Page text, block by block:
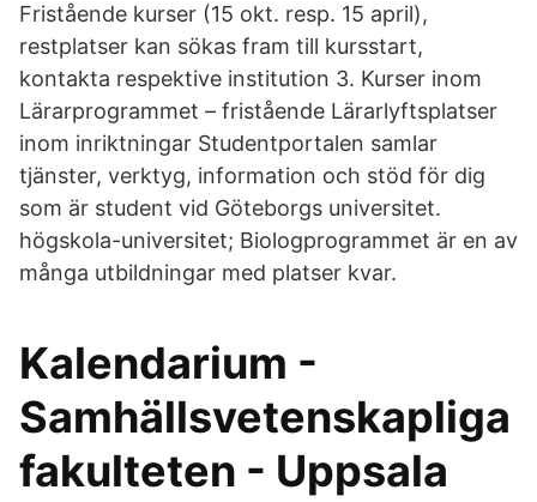
Fristående kurser (15 okt. resp. 15 april),
restplatser kan sökas fram till kursstart,
kontakta respektive institution 3. Kurser inom
Lärarprogrammet – fristående Lärarlyftsplatser
inom inriktningar Studentportalen samlar
tjänster, verktyg, information och stöd för dig
som är student vid Göteborgs universitet.
högskola-universitet; Biologprogrammet är en av
många utbildningar med platser kvar.
Kalendarium -
Samhällsvetenskapliga
fakulteten - Uppsala